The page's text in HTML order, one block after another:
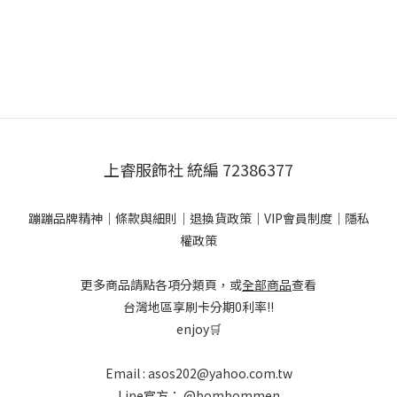
上睿服飾社 統編 72386377
蹦蹦品牌精神｜ 條款與細則 ｜ 退換貨政策｜ VIP會員制度｜ 隱私
權政策
更多商品請點各項分類頁，或全部商品查看
台灣地區享刷卡分期0利率!!
enjoy🛒
Email : asos202@yahoo.com.tw